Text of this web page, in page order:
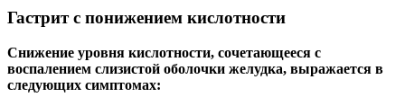
Гастрит с понижением кислотности
Снижение уровня кислотности, сочетающееся с
воспалением слизистой оболочки желудка, выражается в
следующих симптомах: